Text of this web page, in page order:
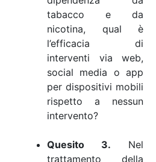
tabacco e da
nicotina, qual è
l’efficacia di
interventi via web,
social media o app
per dispositivi mobili
rispetto a nessun
intervento?
Quesito 3. Nel
trattamento della